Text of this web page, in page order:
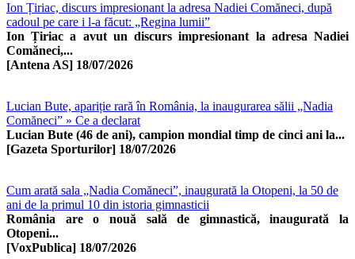
Ion Țiriac, discurs impresionant la adresa Nadiei Comăneci, după
cadoul pe care i l-a făcut: „Regina lumii”
Ion Țiriac a avut un discurs impresionant la adresa Nadiei
Comăneci,...
[Antena AS] 18/07/2026
Lucian Bute, apariție rară în România, la inaugurarea sălii „Nadia
Comăneci” » Ce a declarat
Lucian Bute (46 de ani), campion mondial timp de cinci ani la...
[Gazeta Sporturilor] 18/07/2026
Cum arată sala „Nadia Comăneci”, inaugurată la Otopeni, la 50 de
ani de la primul 10 din istoria gimnasticii
România are o nouă sală de gimnastică, inaugurată la
Otopeni...
[VoxPublica] 18/07/2026